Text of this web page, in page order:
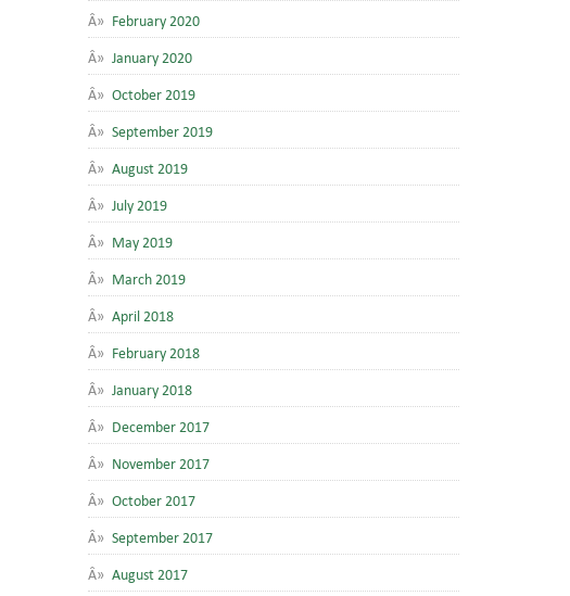
February 2020
January 2020
October 2019
September 2019
August 2019
July 2019
May 2019
March 2019
April 2018
February 2018
January 2018
December 2017
November 2017
October 2017
September 2017
August 2017